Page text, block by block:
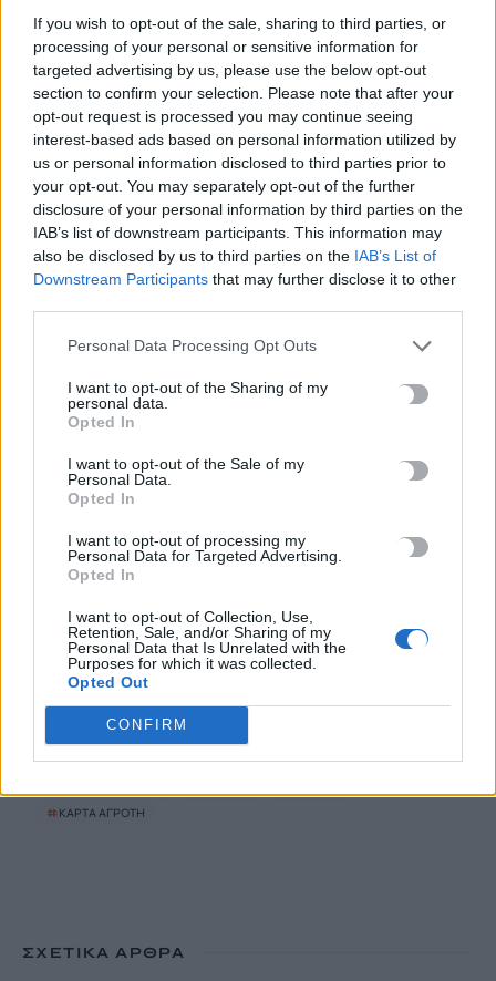
If you wish to opt-out of the sale, sharing to third parties, or
processing of your personal or sensitive information for
targeted advertising by us, please use the below opt-out
section to confirm your selection. Please note that after your
opt-out request is processed you may continue seeing
interest-based ads based on personal information utilized by
us or personal information disclosed to third parties prior to
your opt-out. You may separately opt-out of the further
disclosure of your personal information by third parties on the
IAB’s list of downstream participants. This information may
also be disclosed by us to third parties on the IAB’s List of
Downstream Participants that may further disclose it to other
Personal Data Processing Opt Outs
I want to opt-out of the Sharing of my
personal data.
Opted In
I want to opt-out of the Sale of my
Personal Data.
Opted In
I want to opt-out of processing my
Personal Data for Targeted Advertising.
Opted In
I want to opt-out of Collection, Use,
Retention, Sale, and/or Sharing of my
Personal Data that Is Unrelated with the
Purposes for which it was collected.
Opted Out
CONFIRM
6 Αυγούστου, 2026
Νέα χρηματοδότηση 1,5 εκατ. ευρώ για διαπλάτυνση του
Αγιοβασιλιώτικου Παραλιακού Δρόμου
6 Αυγούστου, 2026
Τι δείχνει η ιατροδικαστική εξέταση για τα αίτια θανάτου του
90χρονου που εντοπίστηκε μέσα σε καταψύκτη
6 Αυγούστου, 2026
6 Αυγούστου, 2026
Παρατείνονται τα προληπτικά μέτρα στην Κρήτη για την
ευλογιά των αιγοπροβάτων
6 Αυγούστου, 2026
6 Αυγούστου, 2026
ΟΠΕΚΑ: Νέα πληρωμή στις 7 Αυγούστου για τρίτεκνες και
πολύτεκνες οικογένειες
6 Αυγούστου, 2026
TRENDING
# ΚΑΡΤΑ ΑΓΡΟΤΗ
ΣΧΕΤΙΚΆ ΆΡΘΡΑ